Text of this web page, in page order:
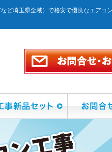
ど埼玉県全域）で格安で優良なエアコ